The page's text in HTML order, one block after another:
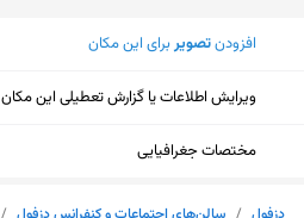
افزودنتصویربرای این مکان
ویرایش اطلاعات یا گزارش تعطیلی این مکان
مختصات جغرافیایی